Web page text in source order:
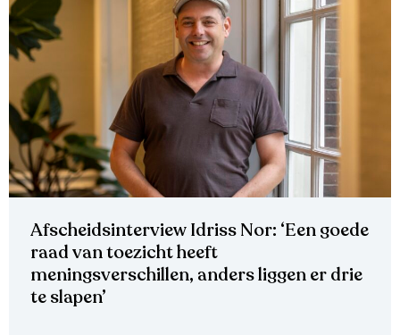
Afscheidsinterview Idriss Nor: ‘Een goede
raad van toezicht heeft
meningsverschillen, anders liggen er drie
te slapen’